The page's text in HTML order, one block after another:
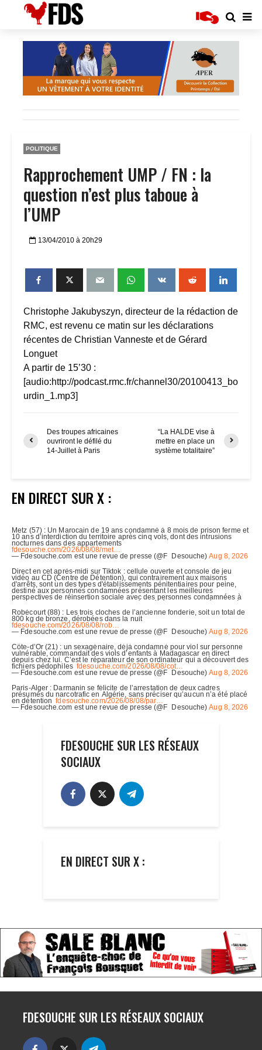
POLITIQUE
Rapprochement UMP / FN : la
question n’est plus taboue à
l’UMP
13/04/2010 à 20h29
Christophe Jakubyszyn, directeur de la rédaction de
RMC, est revenu ce matin sur les déclarations
récentes de Christian Vanneste et de Gérard
Longuet
A partir de 15’30 :
[audio:http://podcast.rmc.fr/channel30/20100413_bo
urdin_1.mp3]
Des troupes africaines
ouvriront le défilé du
14-Juillet à Paris
“La HALDE vise à
mettre en place un
système totalitaire”
EN DIRECT SUR X :
FDESOUCHE SUR LES RÉSEAUX
SOCIAUX
EN DIRECT SUR X :
FDESOUCHE SUR LES RÉSEAUX SOCIAUX